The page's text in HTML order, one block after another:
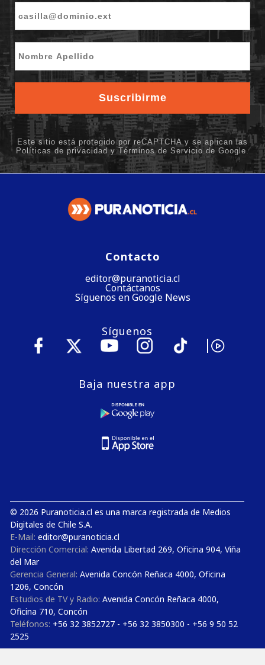
Contacto
editor@puranoticia.cl
Contáctanos
Síguenos en Google News
Síguenos
Baja nuestra app
© 2026 Puranoticia.cl es una marca registrada de Medios
Digitales de Chile S.A.
E-Mail: editor@puranoticia.cl
Dirección Comercial: Avenida Libertad 269, Oficina 904, Viña
del Mar
Gerencia General: Avenida Concón Reñaca 4000, Oficina
1206, Concón
Estudios de TV y Radio: Avenida Concón Reñaca 4000,
Oficina 710, Concón
Teléfonos: +56 32 3852727 - +56 32 3850300 - +56 9 50 52
2525